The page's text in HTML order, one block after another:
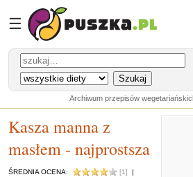
☰
Archiwum przepisów
Kasza manna z
masłem - najprostsza
ŚREDNIA OCENA: [1]
|